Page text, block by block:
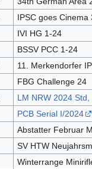
IPSC goes Cinema
IVI HG 1-24
BSSV PCC 1-24
11. Merkendorfer
FBG Challenge 24
LM NRW 2024
PCB Serial I/2024
Abstatter Februar
SV HTW
Winterrange